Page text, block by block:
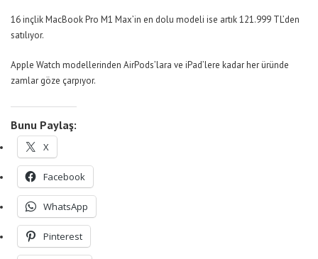
16 inçlik MacBook Pro M1 Max’in en dolu modeli ise artık 121.999 TL’den
satılıyor.
Apple Watch modellerinden AirPods’lara ve iPad’lere kadar her üründe
zamlar göze çarpıyor.
Bunu Paylaş:
X
Facebook
WhatsApp
Pinterest